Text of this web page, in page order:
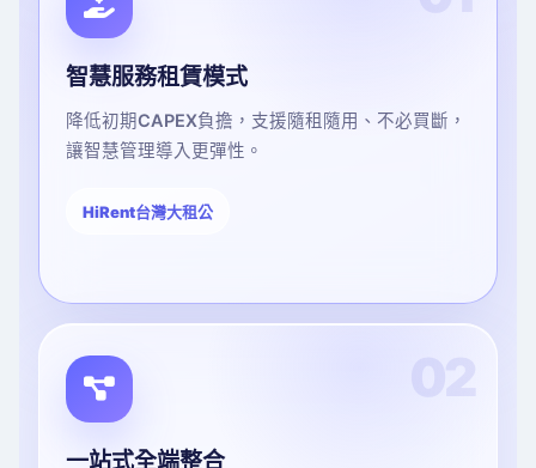
智慧服務租賃模式
降低初期CAPEX負擔，支援隨租隨用、不必買斷，
讓智慧管理導入更彈性。
HiRent台灣大租公
一站式全端整合